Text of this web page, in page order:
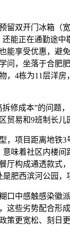
开门冰箱（宽
还能正在通勤途
能享受优惠，避
问，坐落于合肥
，4栋为11层洋
成本”的问题，
贸易和9班制长儿
目距离地铁3号
意味着社区内楼
厅构成通透款式
肥西滨河公园，
感触感染徽派
这些劣势配合形
策更宽松、刻日